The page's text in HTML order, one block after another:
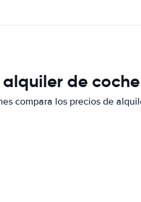
de
compara los precios de